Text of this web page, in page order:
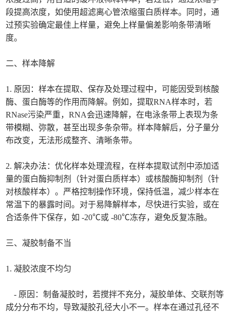
段提高浓度，如使用超滤离心管浓缩蛋白质样本。同时，通
过预实验确定最佳上样量，避免上样量偏差影响条带清晰
度。
二、样本降解
1. 原因：样本在提取、保存及处理过程中，可能因受到核酸
酶、蛋白酶等的作用而降解。例如，提取RNA样本时，若
RNase污染严重，RNA会迅速降解，在电泳条带上表现为条
带模糊、弥散，甚至出现多条杂带。样本降解后，分子量分
布改变，无法形成整齐、清晰条带。
2. 解决办法：优化样本处理流程，在样本提取试剂中添加适
量的蛋白酶抑制剂（针对蛋白质样本）或核酸酶抑制剂（针
对核酸样本）。严格控制操作环境，保持低温，减少样本在
常温下的暴露时间。对于易降解样本，尽快进行实验，或在
合适条件下保存，如 -20℃或 -80℃冻存，避免反复冻融。
三、凝胶制备不当
1. 凝胶浓度不均匀
- 原因：制备凝胶时，若搅拌不充分，凝胶单体、交联剂等
成分分布不均，导致凝胶孔径大小不一。样本在通过孔径不